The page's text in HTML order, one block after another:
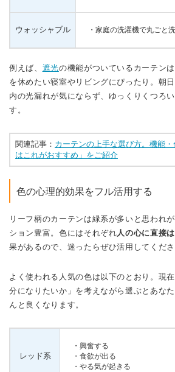
ウォッシャブル ・家庭の洗濯機で丸ごと
例えば、 遮光の機能がついているカーテン
を休めたい寝室やリビングにぴったり。朝
内の光漏れが気にならず、ゆっくりくつろ
す。
関連記事： カーテンの上手な選び方。機能
はこれがおすすめ」をご紹介
色の心理的効果をフル活用する
リーフ柄のカーテンは緑系が多いと思われ
ション豊富。色にはそれぞれ 人の心に直接
果があるので、迷ったらぜひ活用してくださ
よく使われる人気の色は以下のとおり。現
分になりたいか」を考えながら選ぶとあな
んと良くなります。
レッド系
・興奮する
・食欲が出る
・やる気が起きる